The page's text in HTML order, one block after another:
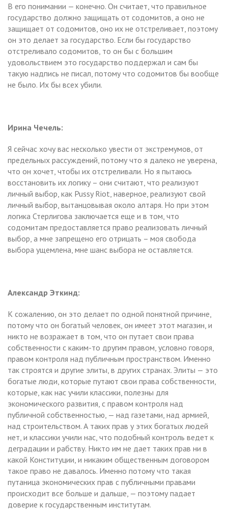
В его понимании — конечно. Он считает, что правильное
государство должно защищать от содомитов, а оно не
защищает от содомитов, оно их не отстреливает, поэтому
он это делает за государство. Если бы государство
отстреливало содомитов, то он бы с большим
удовольствием это государство поддержал и сам бы
такую надпись не писал, потому что содомитов бы вообще
не было. Их бы всех убили.
Ирина Чечель:
Я сейчас хочу вас несколько увести от экстремумов, от
предельных рассуждений, потому что я далеко не уверена,
что он хочет, чтобы их отстреливали. Но я пытаюсь
восстановить их логику – они считают, что реализуют
личный выбор, как Pussy Riot, наверное, реализуют свой
личный выбор, вытанцовывая около алтаря. Но при этом
логика Стерлигова заключается еще и в том, что
содомитам предоставляется право реализовать личный
выбор, а мне запрещено его отрицать – моя свобода
выбора ущемлена, мне шанс выбора не оставляется.
Александр Эткинд:
К сожалению, он это делает по одной понятной причине,
потому что он богатый человек, он имеет этот магазин, и
никто не возражает в том, что он путает свои права
собственности с каким-то другим правом, условно говоря,
правом контроля над публичным пространством. Именно
так строятся и другие элиты, в других странах. Элиты — это
богатые люди, которые путают свои права собственности,
которые, как нас учили классики, полезны для
экономического развития, с правом контроля над
публичной собственностью, — над газетами, над армией,
над строительством. А таких прав у этих богатых людей
нет, и классики учили нас, что подобный контроль ведет к
деградации и рабству. Никто им не дает таких прав ни в
какой Конституции, и никаким общественным договором
такое право не давалось. Именно потому что такая
путаница экономических прав с публичными правами
происходит все больше и дальше, — поэтому падает
доверие к государственным институтам.